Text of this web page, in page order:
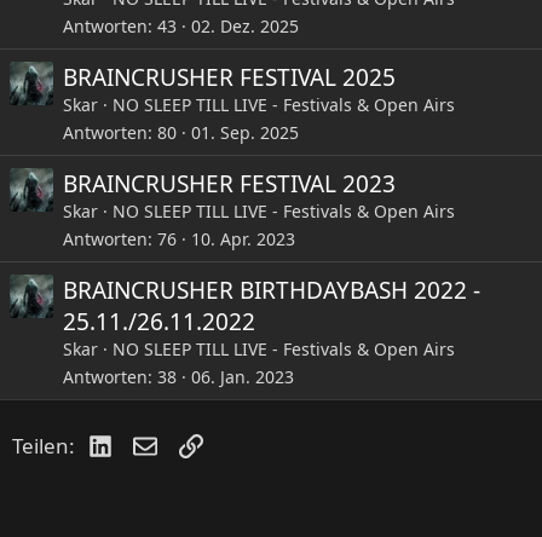
Antworten 43 02. Dez. 2025
BRAINCRUSHER FESTIVAL 2025
Skar
NO SLEEP TILL LIVE - Festivals & Open Airs
Antworten 80 01. Sep. 2025
BRAINCRUSHER FESTIVAL 2023
Skar
NO SLEEP TILL LIVE - Festivals & Open Airs
Antworten 76 10. Apr. 2023
BRAINCRUSHER BIRTHDAYBASH 2022 -
25.11./26.11.2022
Skar
NO SLEEP TILL LIVE - Festivals & Open Airs
Antworten 38 06. Jan. 2023
Teilen: LinkedIn
E-MailLink